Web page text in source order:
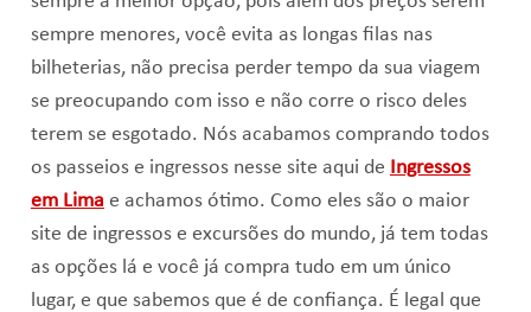
sempre menores, você evita as longas filas nas
bilheterias, não precisa perder tempo da sua viagem
se preocupando com isso e não corre o risco deles
terem se esgotado. Nós acabamos comprando todos
os passeios e ingressos nesse site aqui de Ingressos
em Lima e achamos ótimo. Como eles são o maior
site de ingressos e excursões do mundo, já tem todas
as opções lá e você já compra tudo em um único
lugar, e que sabemos que é de confiança. É legal que